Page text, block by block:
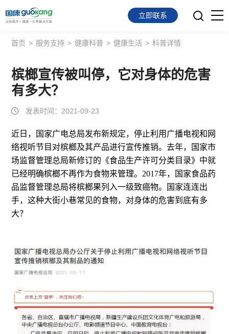
首页
面向会员
面向企业
关于我们
立即联系
首页 > 服务支持 > 健康科普 > 健康生活 > 科普详情
槟榔宣传被叫停，它对身体的危害
有多大？
发表时间：2021-09-23
近日，国家广电总局发布新规定，停止利用广播电视和网
络视听节目对槟榔及其产品进行宣传推销。去年，国家市
场监督管理总局新修订的《食品生产许可分类目录》中就
已经明确槟榔不再作为食物来管理。2017年，国家食品药
品监督管理总局将槟榔果列入一级致癌物。国家连连出
手，这种大街小巷常见的食物，对身体的危害到底有多
大？